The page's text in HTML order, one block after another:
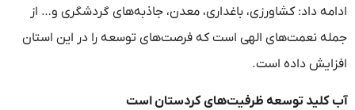
ادامه داد: کشاورزی، باغداری، معدن، جاذبه‌های گردشگری و… از
جمله نعمت‌های الهی است که فرصت‌های توسعه را در این استان
افزایش داده است.
آب کلید توسعه ظرفیت‌های کردستان است